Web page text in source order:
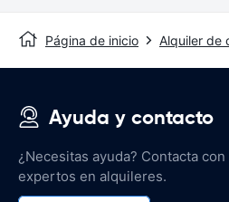
Página de inicio Alquiler de
Ayuda y contacto
¿Necesitas ayuda? Contacta
expertos en alquileres.